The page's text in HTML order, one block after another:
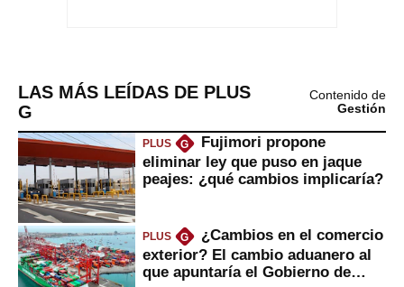
LAS MÁS LEÍDAS DE PLUS
G
Contenido de
Gestión
PLUS G
Fujimori propone
eliminar ley que puso en jaque
peajes: ¿qué cambios implicaría?
PLUS G
¿Cambios en el comercio
exterior? El cambio aduanero al
que apuntaría el Gobierno de